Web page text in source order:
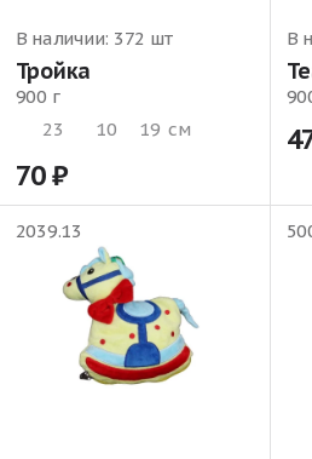
В наличии: 372 шт
Тройка
900 г
23
10 19 см
70
В
2039.13